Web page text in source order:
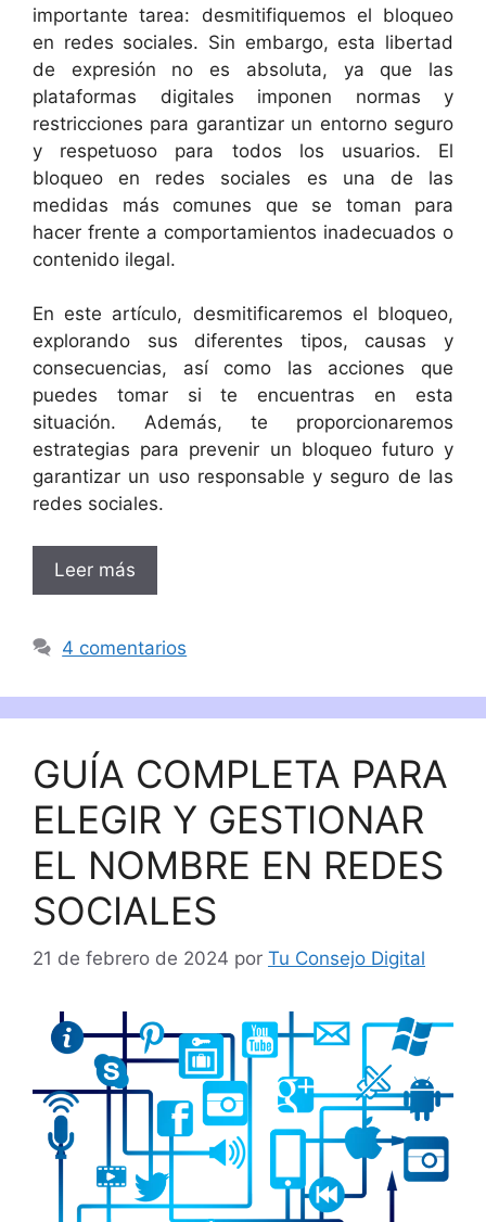
importante tarea: desmitifiquemos el bloqueo
en redes sociales. Sin embargo, esta libertad
de expresión no es absoluta, ya que las
plataformas digitales imponen normas y
restricciones para garantizar un entorno seguro
y respetuoso para todos los usuarios. El
bloqueo en redes sociales es una de las
medidas más comunes que se toman para
hacer frente a comportamientos inadecuados o
contenido ilegal.
En este artículo, desmitificaremos el bloqueo,
explorando sus diferentes tipos, causas y
consecuencias, así como las acciones que
puedes tomar si te encuentras en esta
situación. Además, te proporcionaremos
estrategias para prevenir un bloqueo futuro y
garantizar un uso responsable y seguro de las
redes sociales.
Leer más
4 comentarios
GUÍA COMPLETA PARA
ELEGIR Y GESTIONAR
EL NOMBRE EN REDES
SOCIALES
21 de febrero de 2024 por Tu Consejo Digital